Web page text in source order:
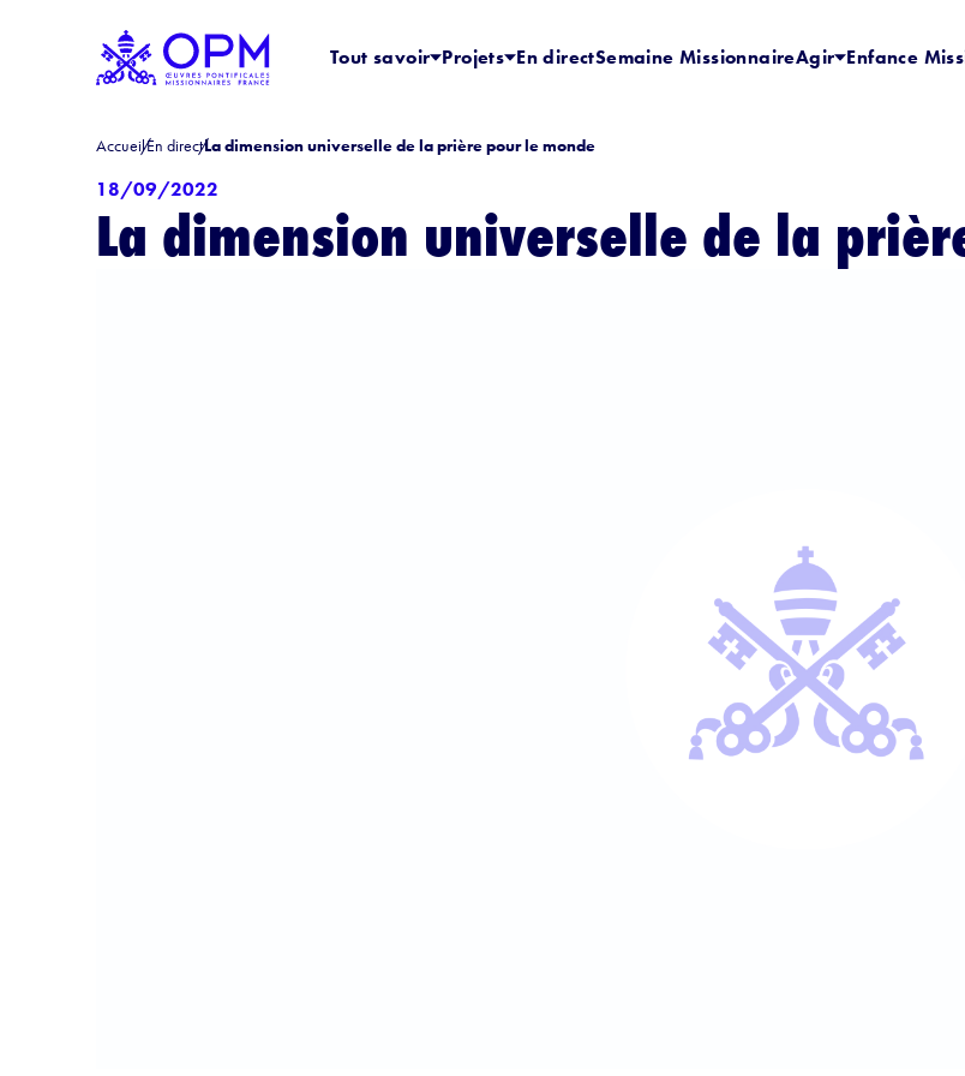
Tout savoir Projets En directSemaine MissionnaireAgir Enfance
AccueilEn directLa dimension universelle de la prière pour le monde
18/09/2022
La dimension universelle de la